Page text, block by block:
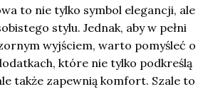
to nie tylko symbol elegancji, ale
stylu. Jednak, aby w pełni
wyjściem, warto pomyśleć o
które nie tylko podkreślą
także zapewnią komfort. Szale to